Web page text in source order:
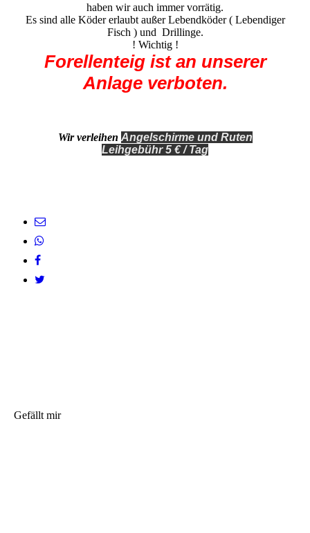
haben wir auch immer vorrätig.
Es sind alle Köder erlaubt außer Lebendköder ( Lebendiger
Fisch ) und Drillinge.
! Wichtig !
Forellenteig ist an unserer
Anlage verboten.
Wir verleihen Angelschirme und Ruten
Leihgebühr 5 € / Tag
Gefällt mir